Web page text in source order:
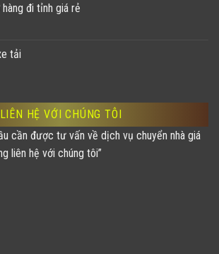
đi tỉnh giá rẻ
tải
LIÊN HỆ VỚI CHÚNG TÔI
cần được tư vấn về dịch vụ chuyển nhà giá
liên hệ với chúng tôi”